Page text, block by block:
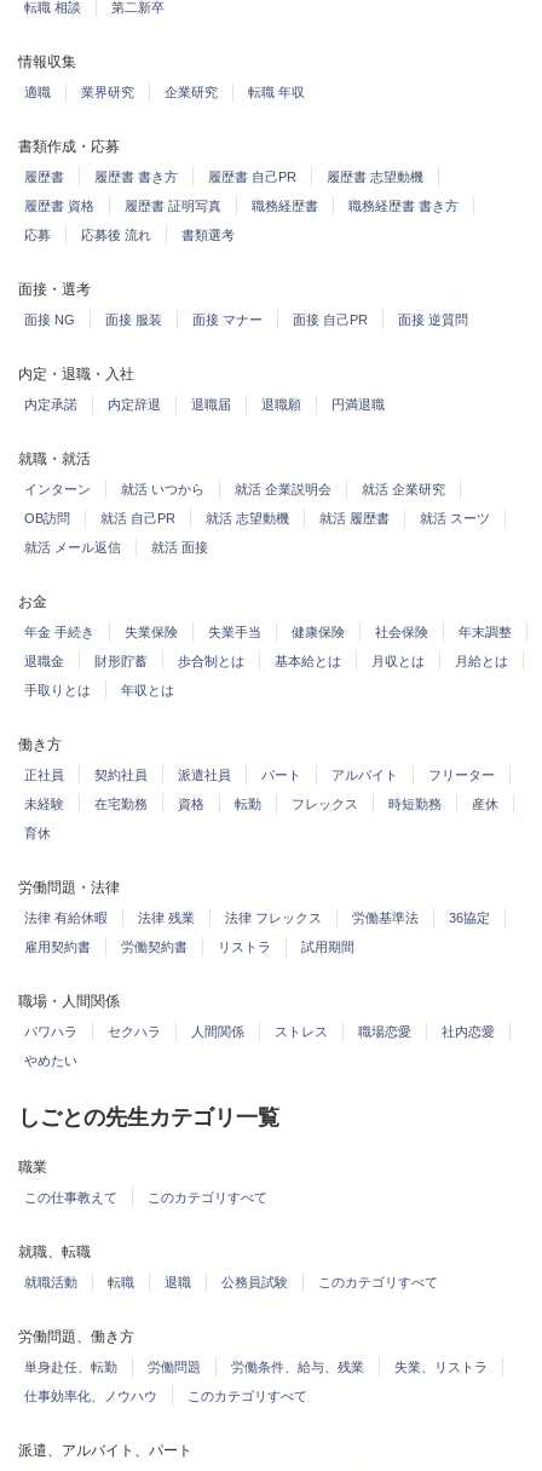
転職 相談
第二新卒
情報収集
適職 業界研究 企業研究 転職 年収
書類作成・応募
履歴書 履歴書 書き方 履歴書 自己PR
履歴書 志望動機
履歴書 資格
履歴書 証明写真 職務経歴書
職務経歴書 書き方
応募
応募後 流れ 書類選考
面接・選考
面接 NG 面接 服装 面接 マナー 面接 自己PR 面接 逆質問
内定・退職・入社
内定承諾 内定辞退 退職届 退職願 円満退職
就職・就活
インターン 就活 いつから 就活 企業説明会
就活 企業研究
OB訪問
就活 自己PR 就活 志望動機 就活 履歴書
就活 スーツ
就活 メール返信
就活 面接
お金
年金 手続き 失業保険 失業手当 健康保険 社会保険
年末調整
退職金
財形貯蓄 歩合制とは 基本給とは 月収とは
月給とは
手取りとは
年収とは
働き方
正社員 契約社員 派遣社員 パート アルバイト
フリーター
未経験
在宅勤務 資格 転勤 フレックス 時短勤務
産休
育休
労働問題・法律
法律 有給休暇 法律 残業 法律 フレックス 労働基準法
36協定
雇用契約書
労働契約書 リストラ 試用期間
職場・人間関係
パワハラ セクハラ 人間関係 ストレス 職場恋愛
社内恋愛
やめたい
しごとの先生カテゴリ一覧
職業
この仕事教えて このカテゴリすべて
就職、転職
就職活動 転職 退職 公務員試験 このカテゴリすべて
労働問題、働き方
単身赴任、転勤 労働問題 労働条件、給与、残業
失業、リストラ
仕事効率化、ノウハウ
このカテゴリすべて
派遣、アルバイト、パート